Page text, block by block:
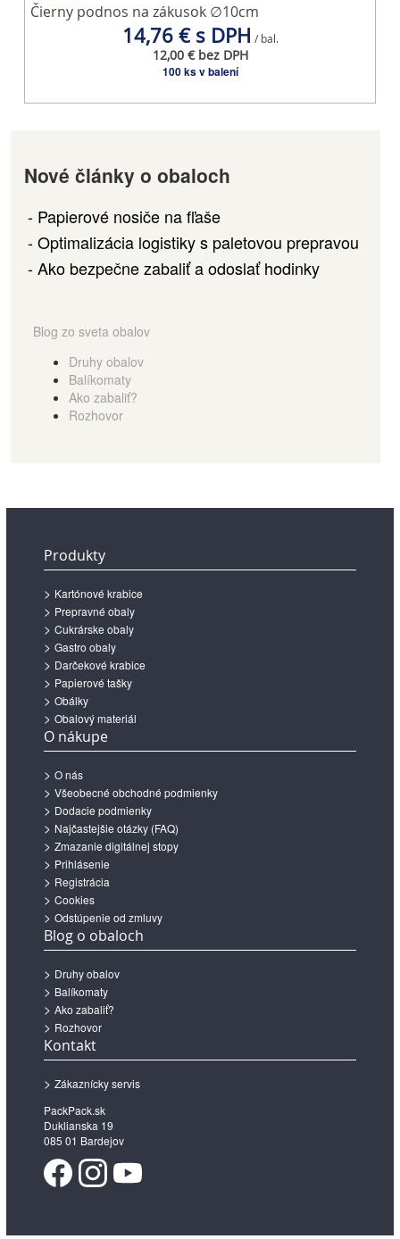
Čierny podnos na zákusok ∅10cm
14,76 € s DPH / bal.
12,00 € bez DPH
100 ks v balení
Nové články o obaloch
Papierové nosiče na fľaše
Optimalizácia logistiky s paletovou prepravou
Ako bezpečne zabaliť a odoslať hodinky
Blog zo sveta obalov
Druhy obalov
Balíkomaty
Ako zabaliť?
Rozhovor
Produkty
Kartónové krabice
Prepravné obaly
Cukrárske obaly
Gastro obaly
Darčekové krabice
Papierové tašky
Obálky
Obalový materiál
O nákupe
O nás
Všeobecné obchodné podmienky
Dodacie podmienky
Najčastejšie otázky (FAQ)
Zmazanie digitálnej stopy
Prihlásenie
Registrácia
Cookies
Odstúpenie od zmluvy
Blog o obaloch
Druhy obalov
Balíkomaty
Ako zabaliť?
Rozhovor
Kontakt
Zákaznícky servis
PackPack.sk
Duklianska 19
085 01 Bardejov